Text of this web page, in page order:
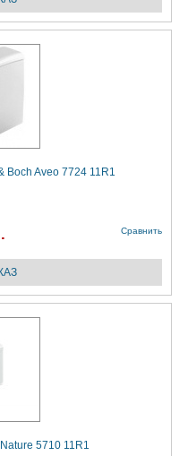
Boch Aveo 7724 11R1
Сравнить
5710 11R1